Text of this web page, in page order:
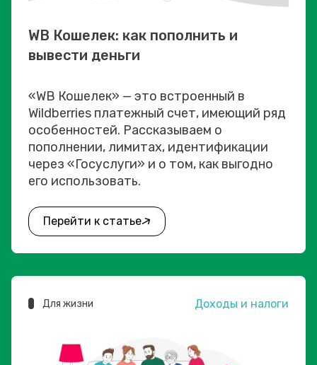
WB Кошелек: как пополнить и
вывести деньги
«WB Кошелек» — это встроенный в
Wildberries платежный счет, имеющий ряд
особенностей. Рассказываем о
пополнении, лимитах, идентификации
через «Госуслуги» и о том, как выгодно
его использовать.
Перейти к статье
Для жизни Доходы и налоги